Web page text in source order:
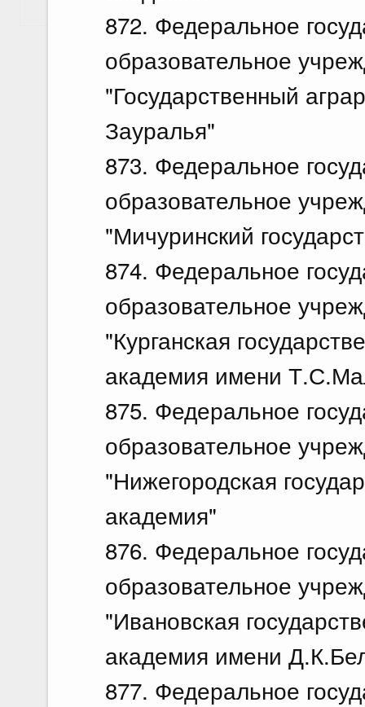
872. Федеральное
образовательное
"Государственный
Зауралья"
873. Федеральное
образовательное
"Мичуринский
874. Федеральное
образовательное
"Курганская
академия имени
875. Федеральное
образовательное
"Нижегородская
академия"
876. Федеральное
образовательное
"Ивановская
академия имени
877. Федеральное